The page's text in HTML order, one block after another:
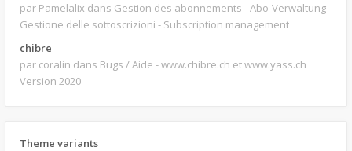
par Pamelalix dans Gestion des abonnements - Abo-Verwaltung -
Gestione delle sottoscrizioni - Subscription management
chibre
par coralin dans Bugs / Aide - www.chibre.ch et www.yass.ch
Version 2020
Theme variants